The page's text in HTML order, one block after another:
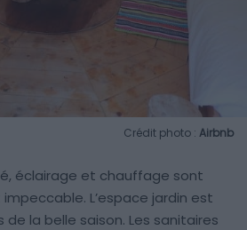
Crédit photo : Airbnb
éclairage et chauffage sont
L’espace jardin est
de la belle saison. Les sanitaires